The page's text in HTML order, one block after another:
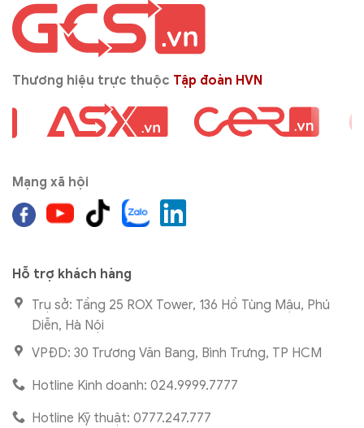
Thương hiệu trực thuộc Tập đoàn HVN
Mạng xã hội
Hỗ trợ khách hàng
Trụ sở: Tầng 25 ROX Tower, 136 Hồ Tùng Mậu, Phú
Diễn, Hà Nội
VPĐD: 30 Trương Văn Bang, Bình Trưng, TP HCM
Hotline Kinh doanh: 024.9999.7777
Hotline Kỹ thuật: 0777.247.777